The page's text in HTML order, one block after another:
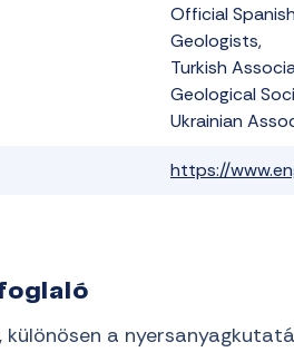
Official
Geologists,
Turkish
Geological
Ukrainian
https://
a